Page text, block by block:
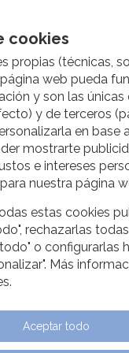
a nuestra
los términos
antes de
de la
legal se aplicarán
Clínica Nadal S.L.
cookies
propias (técnicas,
web pueda
y son las
y de terceros
en base
mostrarte
e intereses
nuestra página
estas cookies
rechazarlas
o configurarlas
Más
Aceptar todo